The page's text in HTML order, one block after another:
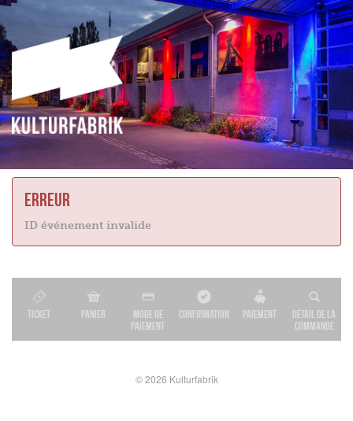
Erreur
ID événement invalide
Ticket Panier
Mode de
paiement
Confirmation Paiement
Détail de la
commande
© 2026 Kulturfabrik